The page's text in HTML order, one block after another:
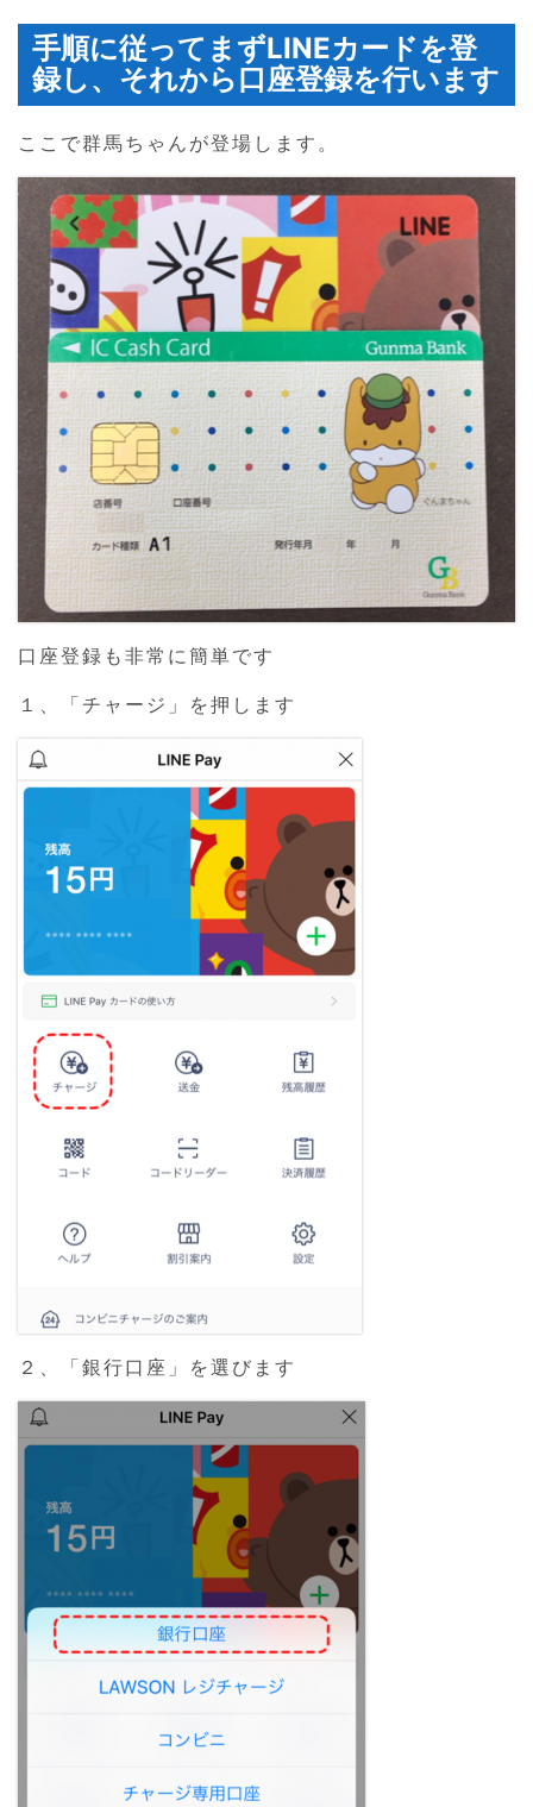
手順に従ってまずLINEカードを登
録し、それから口座登録を行います
ここで群馬ちゃんが登場します。
口座登録も非常に簡単です
１、「チャージ」を押します
２、「銀行口座」を選びます